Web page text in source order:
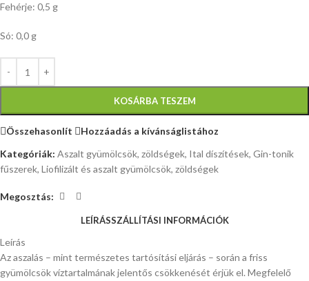
Fehérje: 0,5 g
Só: 0,0 g
KOSÁRBA TESZEM
Összehasonlít
Hozzáadás a kívánságlistához
Kategóriák: Aszalt gyümölcsök, zöldségek, Ital díszítések, Gin-tonik
fűszerek, Liofilizált és aszalt gyümölcsök, zöldségek
Megosztás:
LEÍRÁSSZÁLLÍTÁSI INFORMÁCIÓK
Leírás
Az aszalás – mint természetes tartósítási eljárás – során a friss
gyümölcsök víztartalmának jelentős csökkenését érjük el. Megfelelő